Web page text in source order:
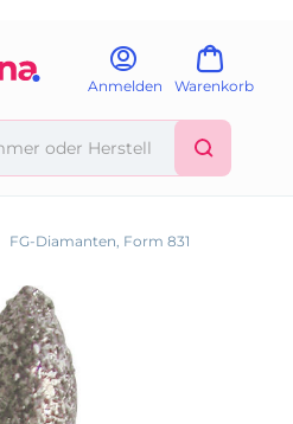
Anmelden Warenkorb
FG-Diamanten, Form 831